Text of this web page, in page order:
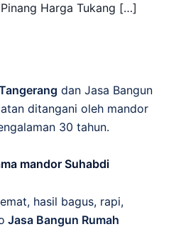
Harga Tukang […]
dan Jasa Bangun
ditangani oleh mandor
30 tahun.
mandor Suhabdi
hasil bagus, rapi,
Jasa Bangun Rumah